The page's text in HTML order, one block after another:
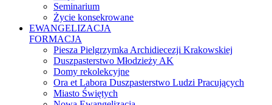
Seminarium
Życie konsekrowane
EWANGELIZACJA
FORMACJA
Piesza Pielgrzymka Archidiecezji Krakowskiej
Duszpasterstwo Młodzieży AK
Domy rekolekcyjne
Ora et Labora Duszpasterstwo Ludzi Pracujących
Miasto Świętych